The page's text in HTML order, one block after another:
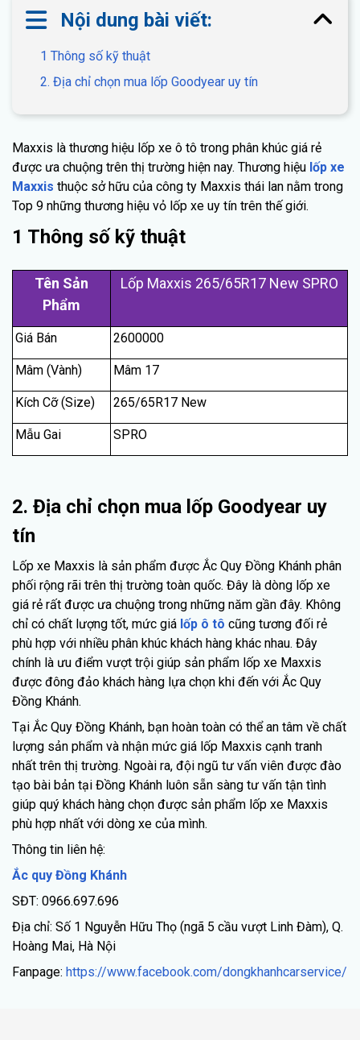
Nội dung bài viết:
1 Thông số kỹ thuật
2. Địa chỉ chọn mua lốp Goodyear uy tín
Maxxis là thương hiệu lốp xe ô tô trong phân khúc giá rẻ
được ưa chuộng trên thị trường hiện nay. Thương hiệu lốp xe
Maxxis thuộc sở hữu của công ty Maxxis thái lan nằm trong
Top 9 những thương hiệu vỏ lốp xe uy tín trên thế giới.
1 Thông số kỹ thuật
Tên Sản
Phẩm
Lốp Maxxis 265/65R17 New SPRO
Giá Bán 2600000
Mâm (Vành) Mâm 17
Kích Cỡ (Size) 265/65R17 New
Mẫu Gai SPRO
2. Địa chỉ chọn mua lốp Goodyear uy
tín
Lốp xe Maxxis là sản phẩm được Ắc Quy Đồng Khánh phân
phối rộng rãi trên thị trường toàn quốc. Đây là dòng lốp xe
giá rẻ rất được ưa chuộng trong những năm gần đây. Không
chỉ có chất lượng tốt, mức giá lốp ô tô cũng tương đối rẻ
phù hợp với nhiều phân khúc khách hàng khác nhau. Đây
chính là ưu điểm vượt trội giúp sản phẩm lốp xe Maxxis
được đông đảo khách hàng lựa chọn khi đến với Ắc Quy
Đồng Khánh.
Tại Ắc Quy Đồng Khánh, bạn hoàn toàn có thể an tâm về chất
lượng sản phẩm và nhận mức giá lốp Maxxis cạnh tranh
nhất trên thị trường. Ngoài ra, đội ngũ tư vấn viên được đào
tạo bài bản tại Đồng Khánh luôn sẵn sàng tư vấn tận tình
giúp quý khách hàng chọn được sản phẩm lốp xe Maxxis
phù hợp nhất với dòng xe của mình.
Thông tin liên hệ:
Ắc quy Đồng Khánh
SĐT: 0966.697.696
Địa chỉ: Số 1 Nguyễn Hữu Thọ (ngã 5 cầu vượt Linh Đàm), Q.
Hoàng Mai, Hà Nội
Fanpage: https://www.facebook.com/dongkhanhcarservice/